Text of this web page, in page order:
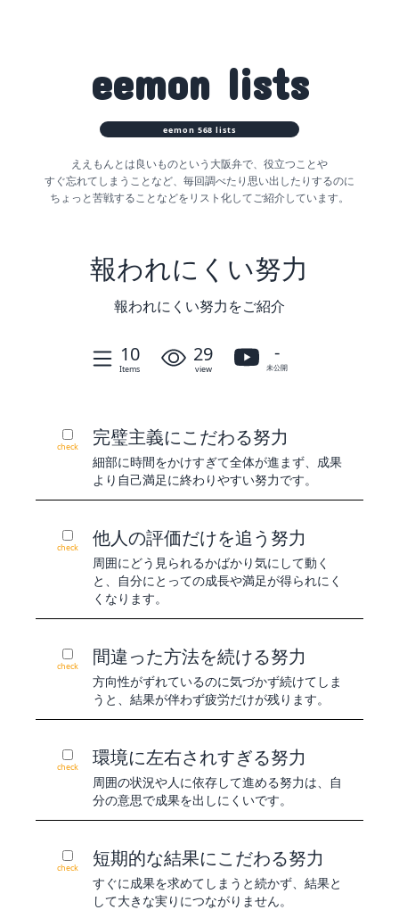
eemon lists
eemon 568 lists
ええもんとは良いものという大阪弁で、役立つことや
すぐ忘れてしまうことなど、 毎回調べたり思い出したりするのに
ちょっと苦戦することなどをリスト化してご紹介しています。
報われにくい努力
報われにくい努力をご紹介
10
Items
29
view
-
未公開
check 完璧主義にこだわる努力
細部に時間をかけすぎて全体が進まず、成果
より自己満足に終わりやすい努力です。
check 他人の評価だけを追う努力
周囲にどう見られるかばかり気にして動く
と、自分にとっての成長や満足が得られにく
くなります。
check 間違った方法を続ける努力
方向性がずれているのに気づかず続けてしま
うと、結果が伴わず疲労だけが残ります。
check 環境に左右されすぎる努力
周囲の状況や人に依存して進める努力は、自
分の意思で成果を出しにくいです。
check 短期的な結果にこだわる努力
すぐに成果を求めてしまうと続かず、結果と
して大きな実りにつながりません。